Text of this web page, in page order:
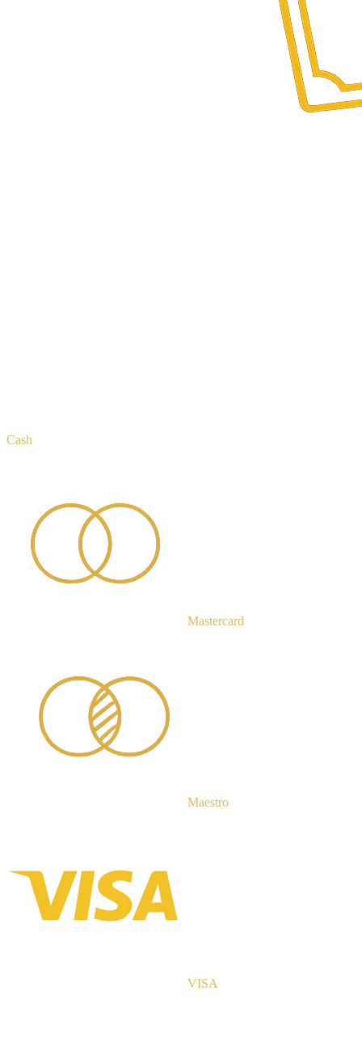
Cash
Mastercard
Maestro
VISA